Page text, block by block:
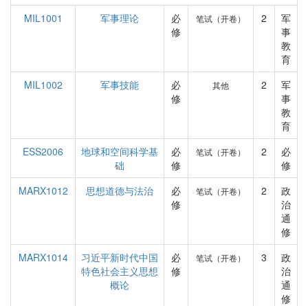
MIL1001 军事理论
必
修
笔试（开卷） 2
军
事
教
育
MIL1002
军事技能
必
修
其他 2
军
事
教
育
ESS2006
地球和空间科学基
础
必
修
笔试（开卷） 2
必
修
MARX1012
思想道德与法治
必
修
笔试（开卷） 2
政
治
通
修
MARX1014
习近平新时代中国
特色社会主义思想
概论
必
修
笔试（开卷） 3
政
治
通
修